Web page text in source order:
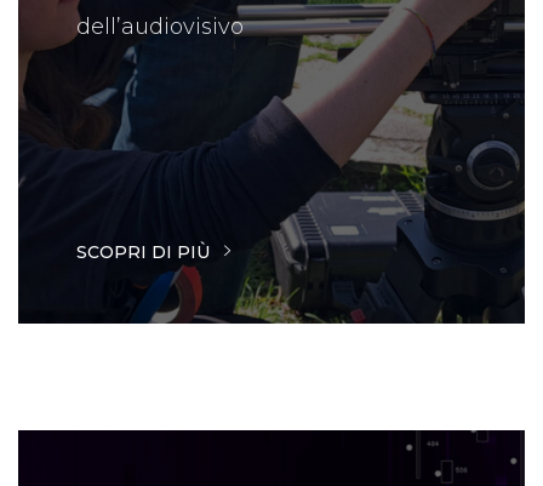
dell’audiovisivo
SCOPRI DI PIÙ